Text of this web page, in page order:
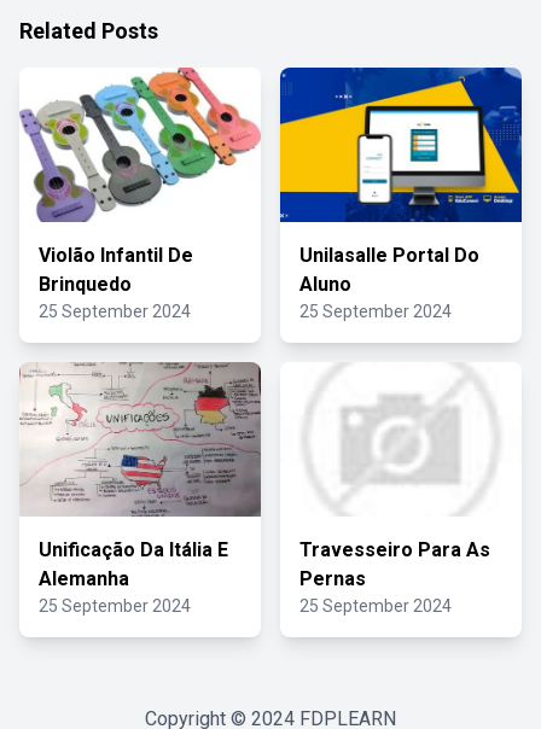
Related Posts
Violão Infantil De
Brinquedo
25 September 2024
Unilasalle Portal Do
Aluno
25 September 2024
Unificação Da Itália E
Alemanha
25 September 2024
Travesseiro Para As
Pernas
25 September 2024
Copyright © 2024 FDPLEARN